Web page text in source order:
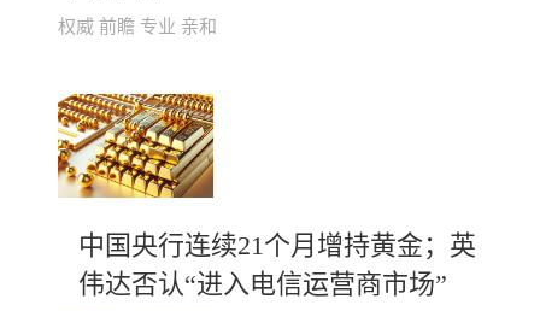
权威 前瞻 专业 亲和
中国央行连续21个月增持黄金；英
伟达否认“进入电信运营商市场”